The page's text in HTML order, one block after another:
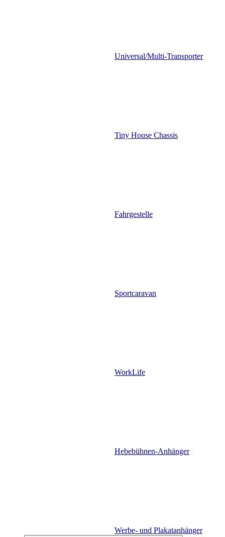
Universal/Multi-Transporter
Tiny House Chassis
Fahrgestelle
Sportcaravan
WorkLife
Hebebühnen-Anhänger
Werbe- und Plakatanhänger